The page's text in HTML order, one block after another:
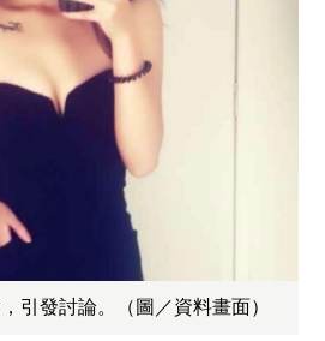
引發討論。（圖／資料畫面）